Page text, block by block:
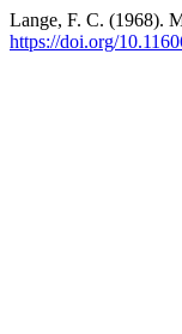
Lange, F. C. (1968).
https://doi.org/